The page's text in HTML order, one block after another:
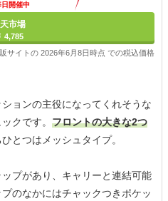
開催中
市場
4,785
サイトの 2026年6月8日時点 での税込価格
ョンの主役になってくれそうな
クです。 フロントの大きな2つ
とつはメッシュタイプ。
プがあり、キャリーと連結可能
のなかにはチャックつきポケッ